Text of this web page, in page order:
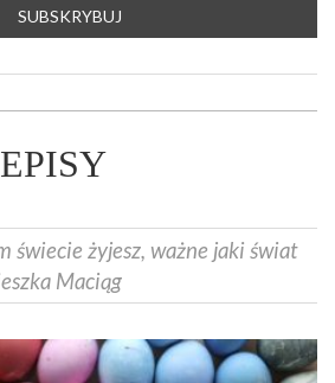
świecie żyjesz, ważne jaki świat
Maciąg